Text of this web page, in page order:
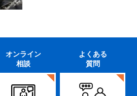
オンライン
相談
よくある
質問